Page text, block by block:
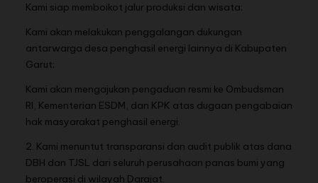
Kami siap memboikot jalur produksi dan wisata;
Kami akan melakukan penggalangan dukungan
antarwarga desa penghasil energi lainnya di Kabupaten
Garut;
Kami akan mengajukan pengaduan resmi ke Ombudsman
RI, Kementerian ESDM, dan KPK atas dugaan pengabaian
hak masyarakat penghasil energi.
2. Kami menuntut transparansi dan audit publik atas dana
DBH dan TJSL dari seluruh perusahaan panas bumi yang
beroperasi di wilayah Darajat.